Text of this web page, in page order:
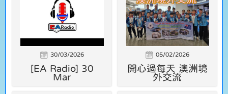
30/03/2026
[EA Radio] 30
Mar
05/02/2026
開心過每天 澳洲境
外交流